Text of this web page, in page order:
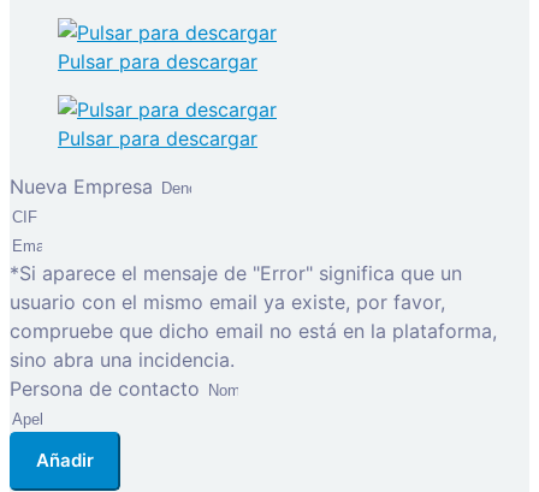
Pulsar para descargar
Pulsar para descargar
Nueva Empresa
*Si aparece el mensaje de "Error" significa que un
usuario con el mismo email ya existe, por favor,
compruebe que dicho email no está en la plataforma,
sino abra una incidencia.
Persona de contacto
Añadir